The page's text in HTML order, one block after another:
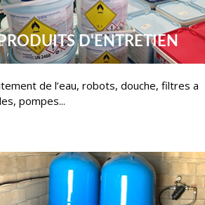
D'ENTRETIEN
de l’eau, robots, douche, filtres a
pompes...